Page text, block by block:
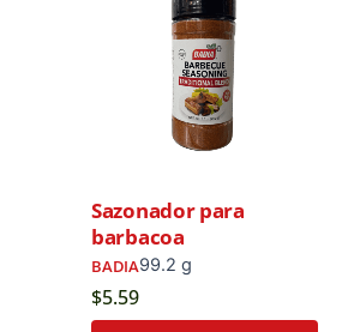
Sazonador para
barbacoa
BADIA99.2 g
$5.59